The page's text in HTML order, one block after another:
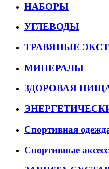
НАБОРЫ
УГЛЕВОДЫ
ТРАВЯНЫЕ
МИНЕРАЛЫ
ЗДОРОВАЯ
Спортивная
Спортивные